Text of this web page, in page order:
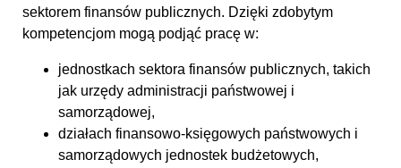
sektorem finansów publicznych. Dzięki zdobytym
kompetencjom mogą podjąć pracę w:
jednostkach sektora finansów publicznych, takich
jak urzędy administracji państwowej i
samorządowej,
działach finansowo-księgowych państwowych i
samorządowych jednostek budżetowych,